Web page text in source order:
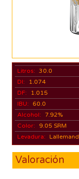
Litros: 30.0
DI:
1.074
DF:
1.015
IBU:
60.0
Alcohol: 7.92%
Color:
9.05 SRM
Levadura:
Valoración